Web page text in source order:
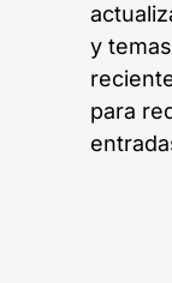
y
para